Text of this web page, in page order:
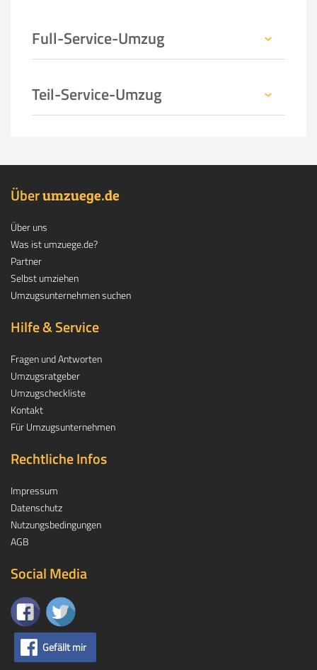
Full-Service-Umzug
Teil-Service-Umzug
Überumzuege.de
Über uns
Was ist umzuege.de?
Partner
Selbst umziehen
Umzugsunternehmen suchen
Hilfe & Service
Fragen und Antworten
Umzugsratgeber
Umzugscheckliste
Kontakt
Für Umzugsunternehmen
Rechtliche Infos
Impressum
Datenschutz
Nutzungsbedingungen
AGB
Social Media
Gefällt mir